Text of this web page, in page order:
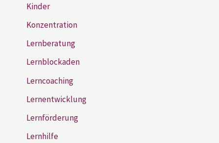
Kinder
Konzentration
Lernberatung
Lernblockaden
Lerncoaching
Lernentwicklung
Lernförderung
Lernhilfe